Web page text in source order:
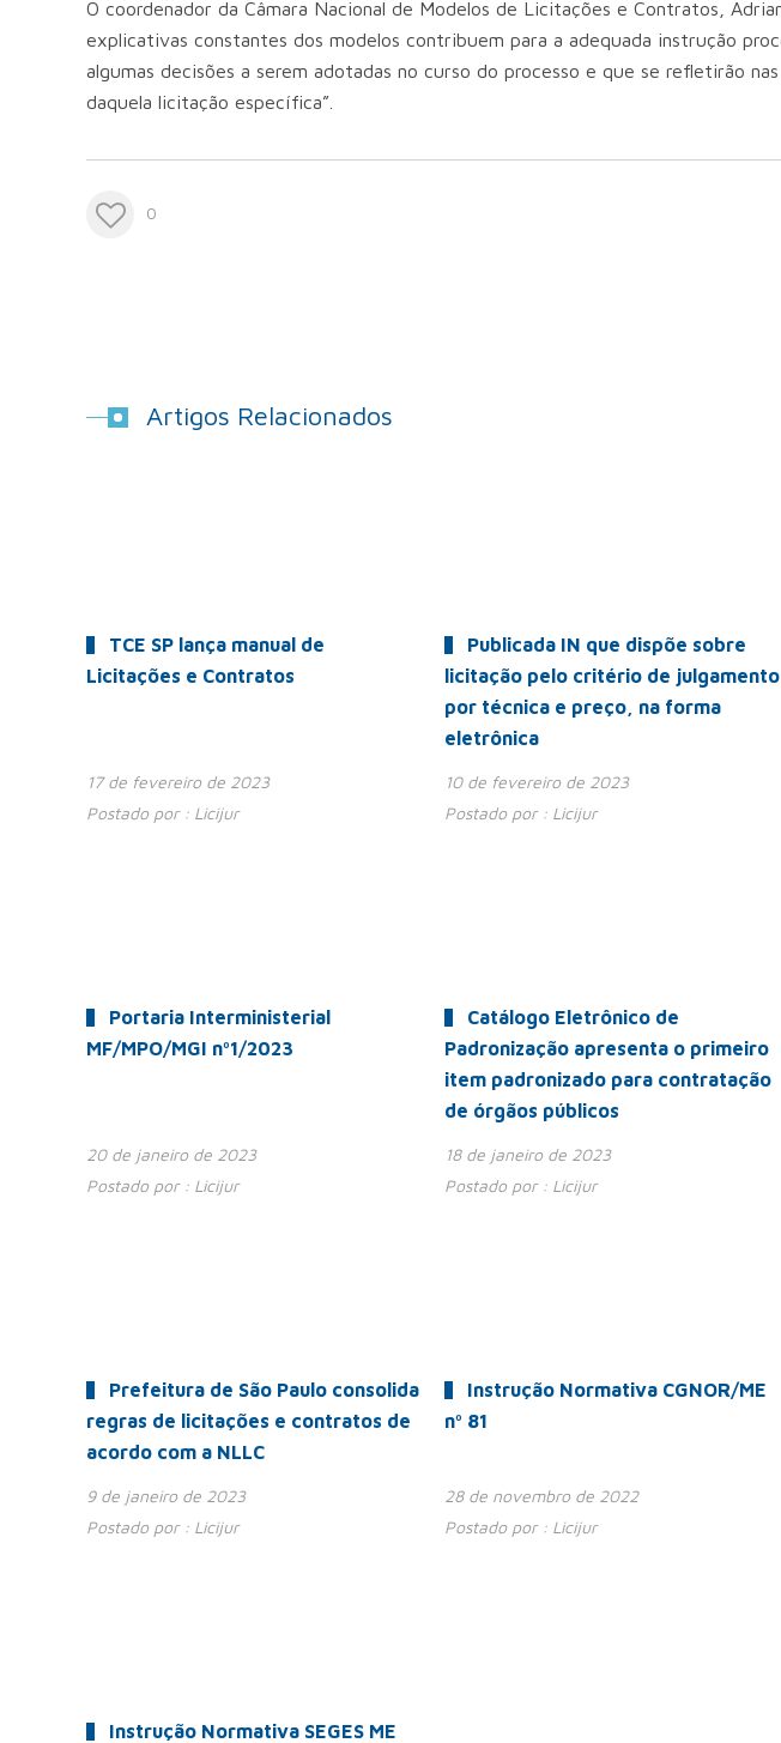
O coordenador da Câmara Nacional de Modelos de Licitações e Contratos,
explicativas constantes dos modelos contribuem para a adequada instrução
algumas decisões a serem adotadas no curso do processo e que se refletirão
daquela licitação específica”.
0
Artigos Relacionados
TCE SP lança manual de
Licitações e Contratos
17 de fevereiro de 2023
Postado por : Licijur
Publicada IN que dispõe sobre
licitação pelo critério de julgamento
por técnica e preço, na forma
eletrônica
10 de fevereiro de 2023
Postado por : Licijur
Portaria Interministerial
MF/MPO/MGI nº1/2023
20 de janeiro de 2023
Postado por : Licijur
Catálogo Eletrônico de
Padronização apresenta o primeiro
item padronizado para contratação
de órgãos públicos
18 de janeiro de 2023
Postado por : Licijur
Prefeitura de São Paulo consolida
regras de licitações e contratos de
acordo com a NLLC
9 de janeiro de 2023
Postado por : Licijur
Instrução Normativa CGNOR/ME
nº 81
28 de novembro de 2022
Postado por : Licijur
Instrução Normativa SEGES ME